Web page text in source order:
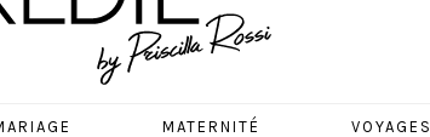
MATERNITÉ VOYAGES